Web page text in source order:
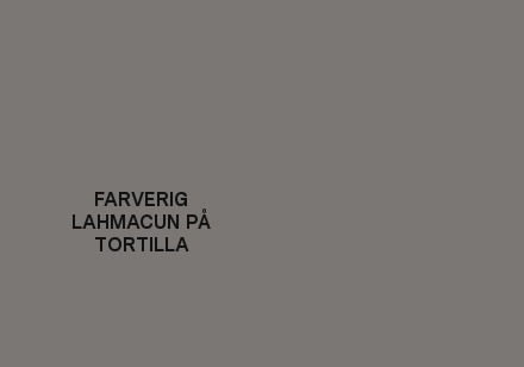
FARVERIG
LAHMACUN PÅ
TORTILLA